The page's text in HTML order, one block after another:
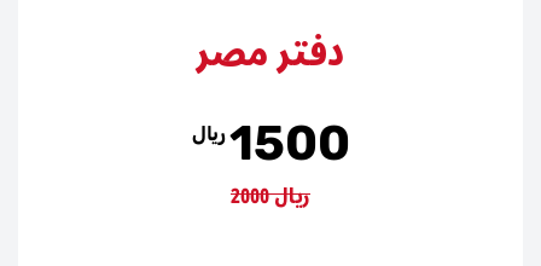
دفتر مصر
ريال1500
2000 ريال